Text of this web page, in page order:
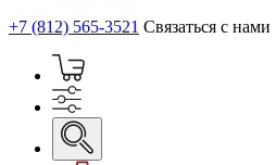
+7 (812) 565-3521 Связаться с нами